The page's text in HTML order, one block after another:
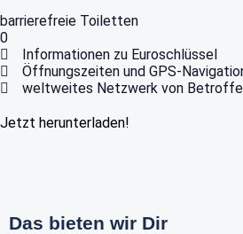
barrierefreie Toiletten
0
Informationen zu Euroschlüssel
Öffnungszeiten und GPS-
weltweites Netzwerk von
Jetzt herunterladen!
Das bieten wir Dir